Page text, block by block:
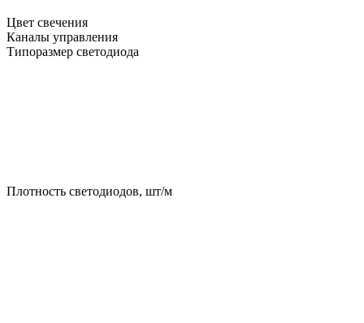
Цвет свечения
Каналы управления
Типоразмер светодиода
Плотность светодиодов, шт/м